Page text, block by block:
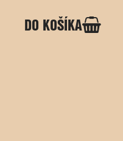
DO KOŠÍKA